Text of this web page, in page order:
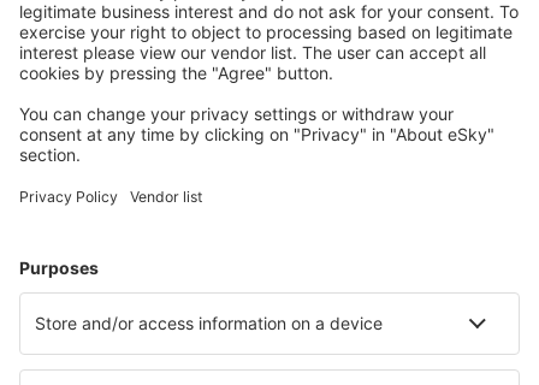
Naplánujte si cestu
Letenky
Ubytování
Let+Hotel